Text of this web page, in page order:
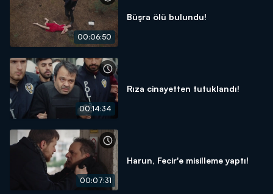
00:06:50
Büşra ölü bulundu!
00:14:34
Rıza cinayetten tutuklandı!
00:07:31
Harun, Fecir'e misilleme yaptı!